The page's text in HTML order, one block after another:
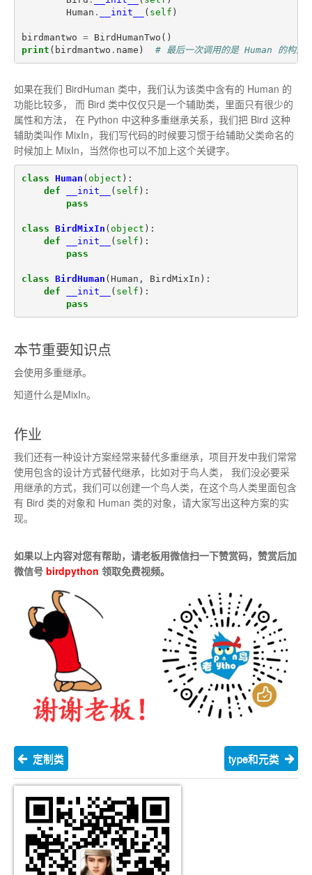
Human . __init__ ( self )
birdmantwo = BirdHumanTwo ()
print ( birdmantwo . name ) # 最后一次调用的是 Human 的构造
如果在我们 BirdHuman 类中，我们认为该类中含有的 Human 的
功能比较多， 而 Bird 类中仅仅只是一个辅助类，里面只有很少的
属性和方法， 在 Python 中这种多重继承关系，我们把 Bird 这种
辅助类叫作 MixIn，我们写代码的时候要习惯于给辅助父类命名的
时候加上 MixIn，当然你也可以不加上这个关键字。
class Human ( object ):
def
__init__ ( self ):
pass
class BirdMixIn ( object ):
def
__init__ ( self ):
pass
class BirdHuman (Human , BirdMixIn ):
def
__init__ ( self ):
pass
本节重要知识点
会使用多重继承。
知道什么是MixIn。
作业
我们还有一种设计方案经常来替代多重继承，项目开发中我们常常
使用包含的设计方式替代继承，比如对于鸟人类， 我们没必要采
用继承的方式，我们可以创建一个鸟人类，在这个鸟人类里面包含
有 Bird 类的对象和 Human 类的对象，请大家写出这种方案的实
现。
如果以上内容对您有帮助，请老板用微信扫一下赞赏码，赞赏后加
微信号 birdpython 领取免费视频。
定制类 type和元类